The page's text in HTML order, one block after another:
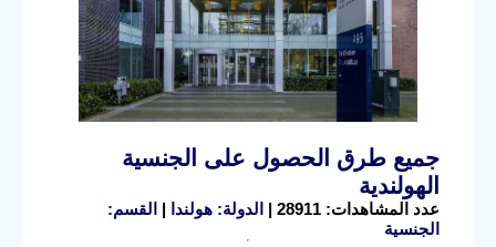
جميع طرق الحصول على الجنسية
الهولندية
عدد المشاهدات: 28911 | الدولة: هولندا | القسم:
الجنسية